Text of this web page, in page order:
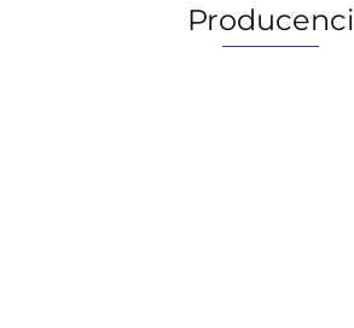
Producenci